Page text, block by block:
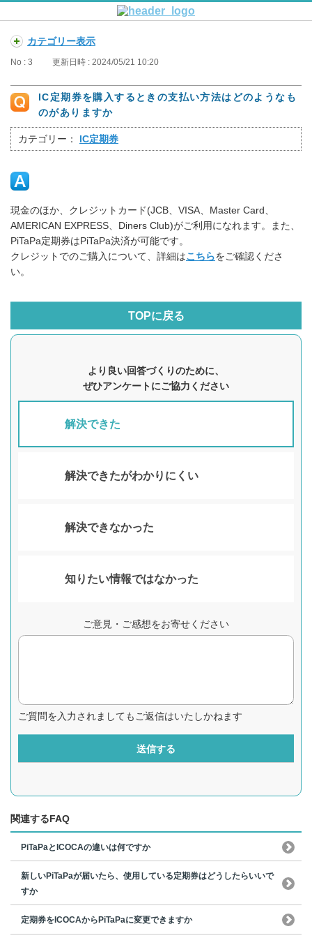
カテゴリー表示
No : 3 更新日時 : 2024/05/21 10:20
IC定期券を購入するときの支払い方法はどのようなも
のがありますか
カテゴリー： IC定期券
現金のほか、クレジットカード(JCB、VISA、Master Card、
AMERICAN EXPRESS、Diners Club)がご利用になれます。また、
PiTaPa定期券はPiTaPa決済が可能です。
クレジットでのご購入について、詳細はこちらをご確認くださ
い。
TOPに戻る
より良い回答づくりのために、
ぜひアンケートにご協力ください
解決できた
解決できたがわかりにくい
解決できなかった
知りたい情報ではなかった
ご意見・ご感想をお寄せください
ご質問を入力されましてもご返信はいたしかねます
送信する
関連するFAQ
PiTaPaとICOCAの違いは何ですか
新しいPiTaPaが届いたら、使用している定期券はどうしたらいいで
すか
定期券をICOCAからPiTaPaに変更できますか